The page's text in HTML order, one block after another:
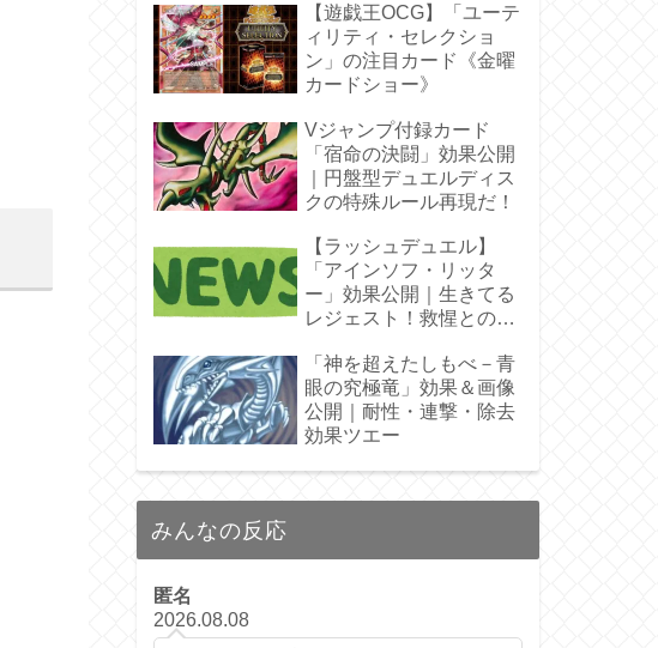
【遊戯王OCG】「ユーテ
ィリティ・セレクショ
ン」の注目カード《金曜
カードショー》
Vジャンプ付録カード
「宿命の決闘」効果公開
｜円盤型デュエルディス
クの特殊ルール再現だ！
【ラッシュデュエル】
「アインソフ・リッタ
ー」効果公開｜生きてる
レジェスト！救惺との相
「神を超えたしもべ－青
眼の究極竜」効果＆画像
公開｜耐性・連撃・除去
効果ツエー
みんなの反応
匿名
2026.08.08